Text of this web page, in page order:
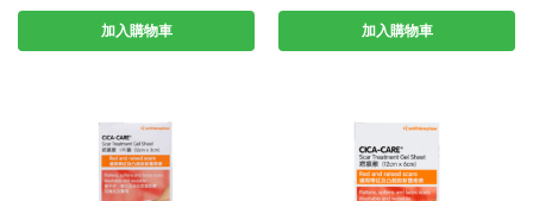
加入購物車 加入購物車